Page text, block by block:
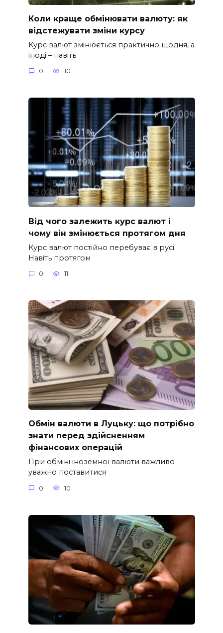
Коли краще обмінювати валюту: як
відстежувати зміни курсу
Курс валют змінюється практично щодня, а
іноді – навіть
0 10
Від чого залежить курс валют і
чому він змінюється протягом дня
Курс валют постійно перебуває в русі.
Навіть протягом
0 11
Обмін валюти в Луцьку: що потрібно
знати перед здійсненням
фінансових операцій
При обміні іноземної валюти важливо
уважно поставитися
0 10